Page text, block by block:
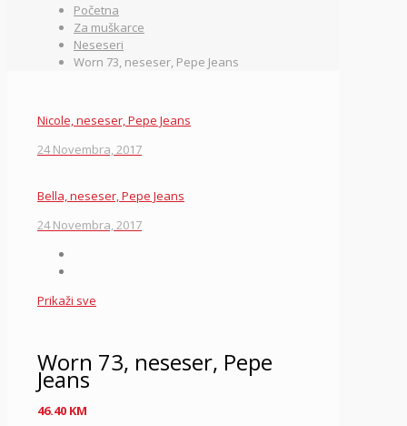
Početna
Za muškarce
Neseseri
Worn 73, neseser, Pepe Jeans
Nicole, neseser, Pepe Jeans
24 Novembra, 2017
Bella, neseser, Pepe Jeans
24 Novembra, 2017
Prikaži sve
Worn 73, neseser, Pepe
Jeans
46.40 KM